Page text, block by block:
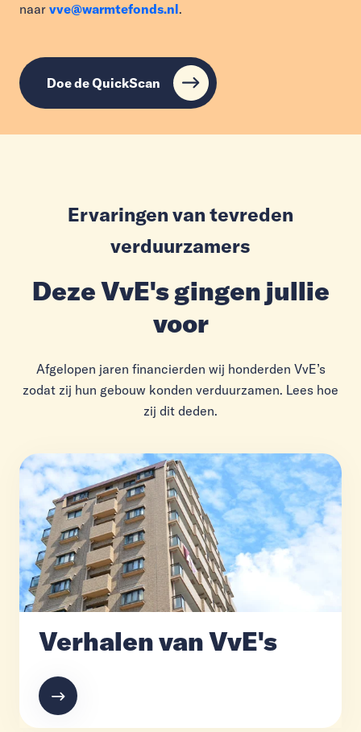
naar vve@warmtefonds.nl.
Doe de QuickScan
Ervaringen van tevreden
verduurzamers
Deze VvE's gingen jullie
voor
Afgelopen jaren financierden wij honderden VvE’s
zodat zij hun gebouw konden verduurzamen. Lees hoe
zij dit deden.
Verhalen van VvE's